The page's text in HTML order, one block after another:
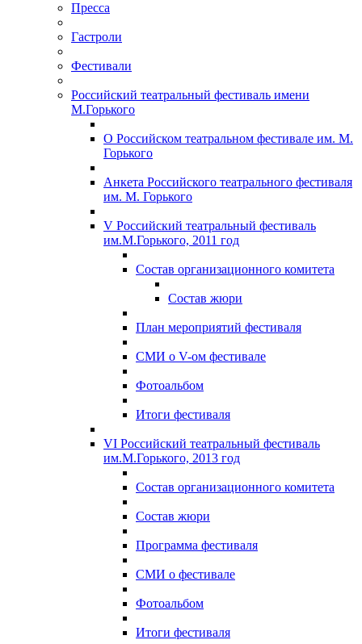
Пресса
Гастроли
Фестивали
Российский театральный фестиваль имени
М.Горького
О Российском театральном фестивале им. М.
Горького
Анкета Российского театрального фестиваля
им. М. Горького
V Российский театральный фестиваль
им.М.Горького, 2011 год
Состав организационного комитета
Состав жюри
План мероприятий фестиваля
СМИ о V-ом фестивале
Фотоальбом
Итоги фестиваля
VI Российский театральный фестиваль
им.М.Горького, 2013 год
Состав организационного комитета
Состав жюри
Программа фестиваля
СМИ о фестивале
Фотоальбом
Итоги фестиваля